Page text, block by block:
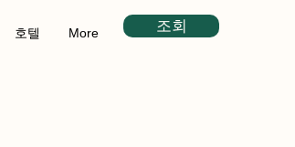
호텔 More 조회